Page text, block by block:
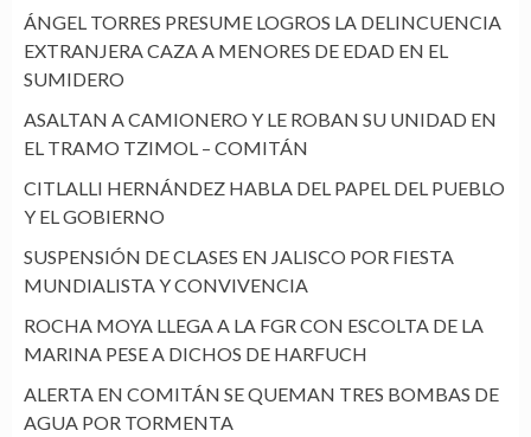
ÁNGEL TORRES PRESUME LOGROS LA DELINCUENCIA
EXTRANJERA CAZA A MENORES DE EDAD EN EL
SUMIDERO
ASALTAN A CAMIONERO Y LE ROBAN SU UNIDAD EN
EL TRAMO TZIMOL – COMITÁN
CITLALLI HERNÁNDEZ HABLA DEL PAPEL DEL PUEBLO
Y EL GOBIERNO
SUSPENSIÓN DE CLASES EN JALISCO POR FIESTA
MUNDIALISTA Y CONVIVENCIA
ROCHA MOYA LLEGA A LA FGR CON ESCOLTA DE LA
MARINA PESE A DICHOS DE HARFUCH
ALERTA EN COMITÁN SE QUEMAN TRES BOMBAS DE
AGUA POR TORMENTA